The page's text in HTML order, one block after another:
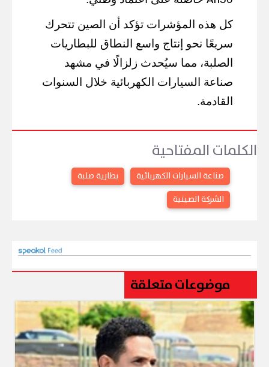
كل هذه المؤشرات تؤكد أن الصين تتحرك
سريعًا نحو إنتاج واسع النطاق للبطاريات
الصلبة، مما سيُحدث زلزالًا في مشهد
صناعة السيارات الكهربائية خلال السنوات
القادمة.
الكلمات المفتاحية
صناعة السيارات الكهربائية
بطارية صلبة
الشركة الصينية
موضوعات متعلقة